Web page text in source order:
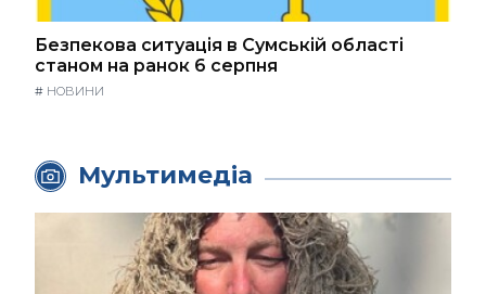
Безпекова ситуація в Сумській області
станом на ранок 6 серпня
# НОВИНИ
Мультимедіа